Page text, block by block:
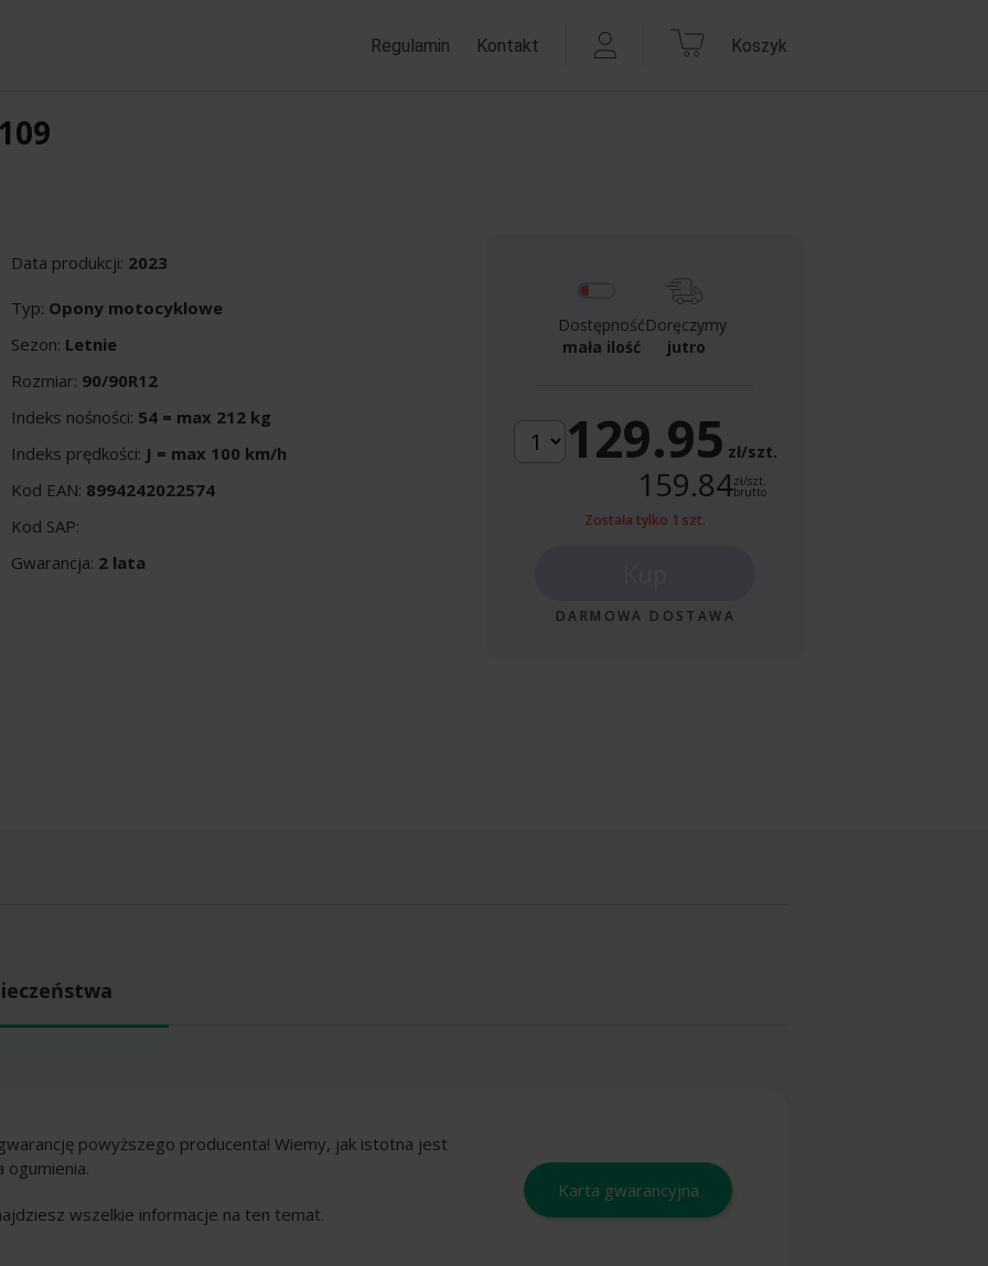
Regulamin Kontakt Koszyk
Data produkcji: 2023
Typ: Opony motocyklowe
Sezon: Letnie
Rozmiar: 90/90R12
Indeks nośności: 54 = max 212 kg
Indeks prędkości: J = max 100 km/h
Kod EAN: 8994242022574
Kod SAP:
Gwarancja: 2 lata
Dostępność
mała ilość
Doręczymy
jutro
129.95 zł/szt.
159.84zł/szt.
brutto
Została tylko 1 szt.
DARMOWA DOSTAWA
powyższego producenta! Wiemy, jak istotna jest
ogumienia.
wszelkie informacje na ten temat.
Karta gwarancyjna